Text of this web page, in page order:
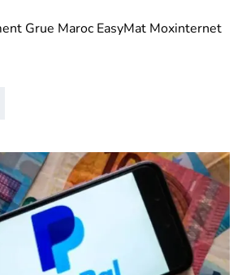
Grue Maroc EasyMat Moxinternet